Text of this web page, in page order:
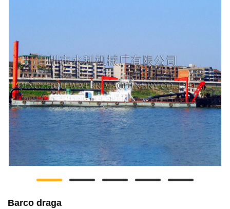
Barco draga